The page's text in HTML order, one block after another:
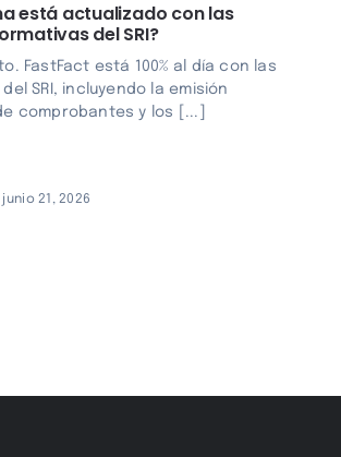
está actualizado con las
del SRI?
FastFact está 100% al día con las
SRI, incluyendo la emisión
comprobantes y los [...]
21, 2026